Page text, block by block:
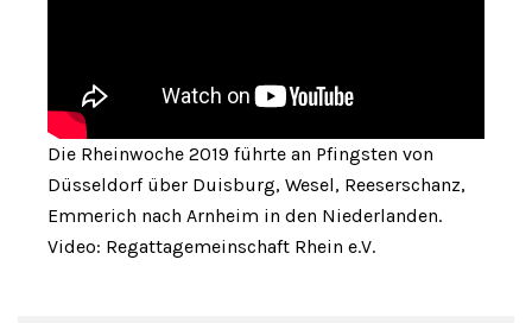
Die Rheinwoche 2019 führte an Pfingsten von
Düsseldorf über Duisburg, Wesel, Reeserschanz,
Emmerich nach Arnheim in den Niederlanden.
Video: Regattagemeinschaft Rhein e.V.